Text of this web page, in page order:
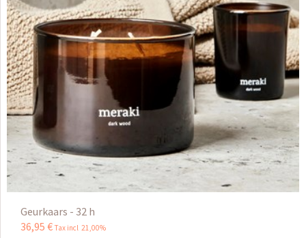
Geurkaars - 32 h
36,95 € Tax incl 21,00%